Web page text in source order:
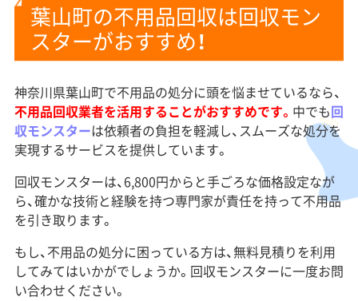
葉山町の不用品回収は回収モン
スターがおすすめ！
神奈川県葉山町で不用品の処分に頭を悩ませているなら、
不用品回収業者を活用することがおすすめです。 中でも回
収モンスターは依頼者の負担を軽減し、スムーズな処分を
実現するサービスを提供しています。
回収モンスターは、6,800円からと手ごろな価格設定なが
ら、確かな技術と経験を持つ専門家が責任を持って不用品
を引き取ります。
もし、不用品の処分に困っている方は、無料見積りを利用
してみてはいかがでしょうか。回収モンスターに一度お問
い合わせください。